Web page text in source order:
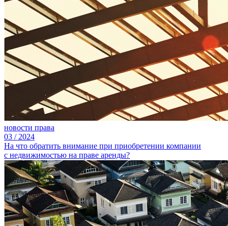
новости права
03 / 2024
На что обратить внимание при приобретении компании
с недвижимостью на праве аренды?